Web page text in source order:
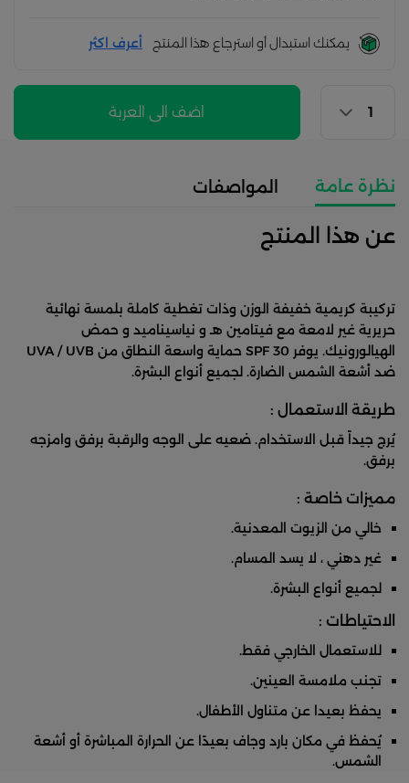
يمكنك استبدال أو استرجاع هذا المنتج أعرف اكثر
اضف الى العربة
نظرة عامة المواصفات
عن هذا المنتج
تركيبة كريمية خفيفة الوزن وذات تغطية كاملة بلمسة نهائية
حريرية غير لامعة مع فيتامين هـ و نياسيناميد و حمض
الهيالورونيك. يوفر SPF 30 حماية واسعة النطاق من UVA / UVB
ضد أشعة الشمس الضارة. لجميع أنواع البشرة.
طريقة الاستعمال :
يُرج جيداً قبل الاستخدام. ضعيه على الوجه والرقبة برفق وامزجه
برفق.
مميزات خاصة :
خالي من الزيوت المعدنية.
غير دهني ، لا يسد المسام.
لجميع أنواع البشرة.
الاحتياطات :
للاستعمال الخارجي فقط.
تجنب ملامسة العينين.
يحفظ بعيدا عن متناول الأطفال.
يُحفظ في مكان بارد وجاف بعيدًا عن الحرارة المباشرة أو أشعة
الشمس.